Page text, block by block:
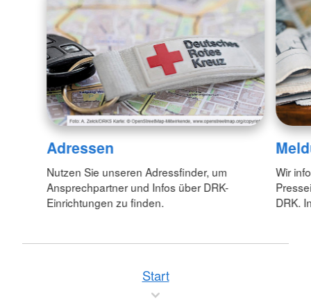
Adressen
Nutzen Sie unseren Adressfinder, um
Ansprechpartner und Infos über DRK-
Einrichtungen zu finden.
Wir
DRK.
Start